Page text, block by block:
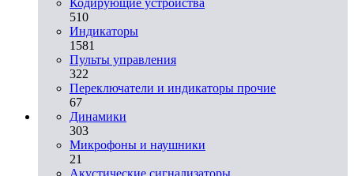
510
Индикаторы
1581
Пульты управления
322
Переключатели и индикаторы прочие
67
Динамики
303
Микрофоны и наушники
21
Акустические сигнализаторы